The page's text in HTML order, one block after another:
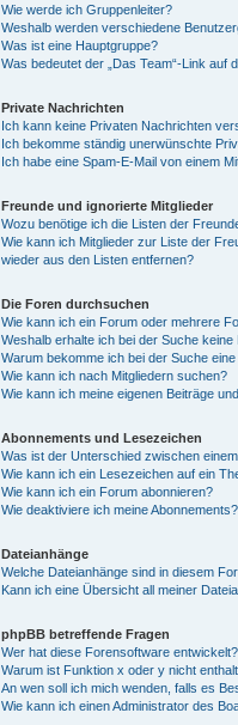
Wie werde ich Gruppenleiter?
Weshalb werden verschiedene
Was ist eine Hauptgruppe?
Was bedeutet der „Das Team“-Link auf
Private Nachrichten
Ich kann keine Privaten Nachrichten
Ich bekomme ständig unerwünschte
Ich habe eine Spam-E-Mail von einem
Freunde und ignorierte Mitglieder
Wozu benötige ich die Listen der
Wie kann ich Mitglieder zur Liste der
wieder aus den Listen entfernen?
Die Foren durchsuchen
Wie kann ich ein Forum oder mehrere
Weshalb erhalte ich bei der Suche keine
Warum bekomme ich bei der Suche
Wie kann ich nach Mitgliedern suchen?
Wie kann ich meine eigenen Beiträge
Abonnements und Lesezeichen
Was ist der Unterschied zwischen
Wie kann ich ein Lesezeichen auf ein
Wie kann ich ein Forum abonnieren?
Wie deaktiviere ich meine Abonnements?
Dateianhänge
Welche Dateianhänge sind in diesem
Kann ich eine Übersicht all meiner
phpBB betreffende Fragen
Wer hat diese Forensoftware entwickelt?
Warum ist Funktion x oder y nicht
An wen soll ich mich wenden, falls es
Wie kann ich einen Administrator des